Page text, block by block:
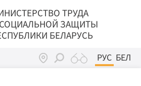
ТРУДА
ЗАЩИТЫ
БЕЛАРУСЬ
РУС БЕЛ